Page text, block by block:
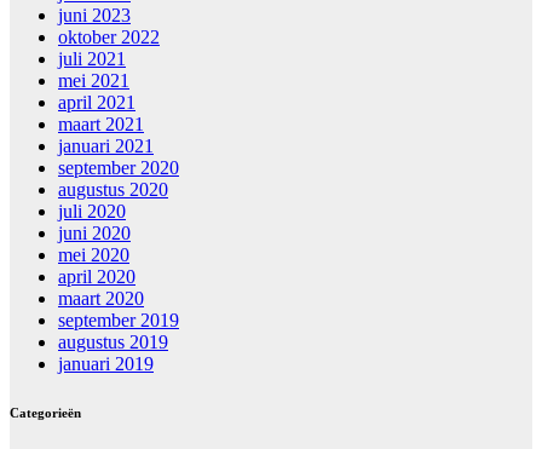
juni 2023
oktober 2022
juli 2021
mei 2021
april 2021
maart 2021
januari 2021
september 2020
augustus 2020
juli 2020
juni 2020
mei 2020
april 2020
maart 2020
september 2019
augustus 2019
januari 2019
Categorieën